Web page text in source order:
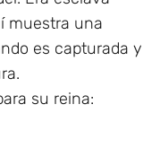
muestra una
es capturada y
su reina: